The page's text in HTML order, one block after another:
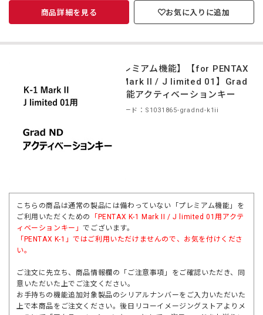
商品詳細を見る お気に入りに追加
【プレミアム機能】【for PENTAX
K-1 Mark II / J limited 01】Grad
ND機能アクティベーションキー
商品コード：S1031865-gradnd-k1ii
こちらの商品は通常の製品には備わっていない「プレミアム機能」を
ご利用いただくための
「 PENTAX K-1 Mark II / J limited 01用 アクテ
ィベーションキー」でございます。
「 PENTAX K-1 」ではご利用いただけませんので、お気を付けくださ
い。
ご注文に先立ち、商品情報欄の「ご注意事項」をご確認いただき、同
意いただいた上でご注文ください。
お手持ちの機能追加対象製品のシリアルナンバーをご入力いただいた
上で本商品をご注文ください。後日リコーイメージングストアよりメ